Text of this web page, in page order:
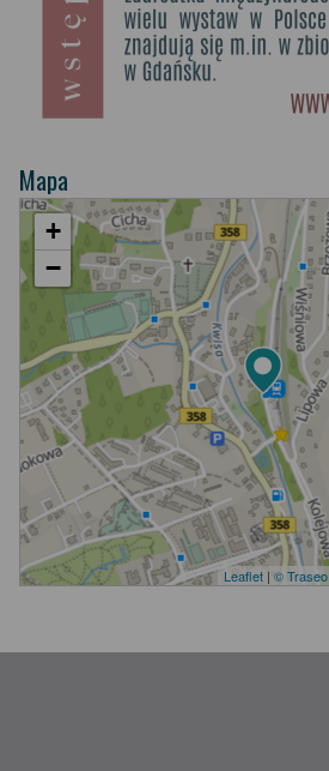
Mapa
+
−
Leaflet | © Traseo